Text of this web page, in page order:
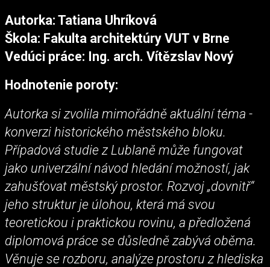
Autorka: Tatiana Uhríková
Škola: Fakulta architektúry VUT v Brne
Vedúci práce: Ing. arch. Vítězslav Nový
Hodnotenie poroty:
Autorka si zvolila mimořádně aktuální téma -
konverzi historického městského bloku.
Případová studie z Lublaně může fungovat
jako univerzální návod hledání možností, jak
zahušťovat městský prostor. Rozvoj „dovnitř“
jeho struktur je úlohou, která má svou
teoretickou i praktickou rovinu, a předložená
diplomová práce se důsledně zabývá oběma.
Věnuje se rozboru, analýze prostoru z hlediska